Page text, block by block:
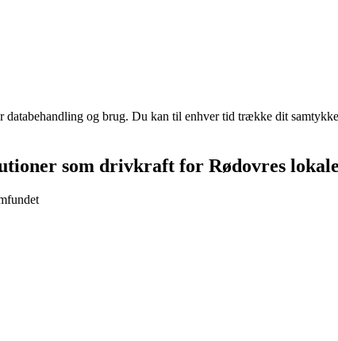
og brug. Du kan til enhver tid trække dit
som drivkraft for Rødovres